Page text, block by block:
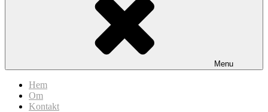
Menu
Hem
Om
Kontakt